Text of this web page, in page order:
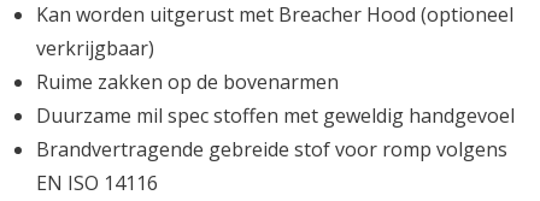
Kan worden uitgerust met Breacher Hood (optioneel
verkrijgbaar)
Ruime zakken op de bovenarmen
Duurzame mil spec stoffen met geweldig handgevoel
Brandvertragende gebreide stof voor romp volgens
EN ISO 14116